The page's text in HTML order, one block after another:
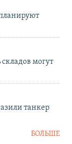
могут
танкер
БОЛЬШЕ